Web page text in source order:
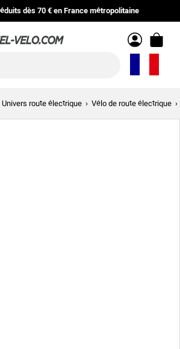
dès 70 €en France métropolitaine
Univers route électrique Vélo de route électrique